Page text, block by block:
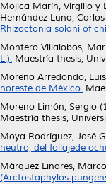
Mojica Marín, Virgilio y
Hernández Luna,
Rhizoctonia solani of
Montero Villalobos,
L.). Maestría thesis,
Moreno Arredondo,
noreste de México.
Moreno Limón, Sergio
Maestría thesis,
Moya Rodríguez, José
neutro, del follajede
Márquez Linares,
(Arctostaphylos